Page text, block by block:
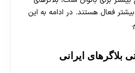
فعال هستند. در ادامه به این
بلاگرهای ایرانی